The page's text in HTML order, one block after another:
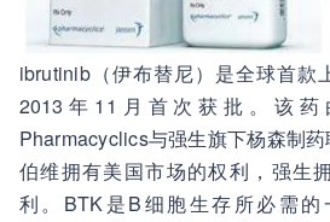
ibrutinib（伊布替尼）是全球首款
2013年11月首次获批。该
Pharmacyclics与强生旗下杨森制
伯维拥有美国市场的权利，强生
利。BTK是B细胞生存所必需